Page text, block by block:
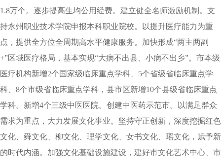
1.8万个。逐步提高生均公用经费。建立健全名师激励机制。支
持永州职业技术学院申报本科职业院校。以提升医疗能力为重
点，提供全方位全周期高水平健康服务。加快形成“两主两副
+”区域医疗格局，基本实现“大病不出县、小病不出乡”。市本级
医疗机构新增2个国家级临床重点学科、5个省级省临床重点学
科、8个市级省临床重点学科，县市区新增10个县级省临床重点
学科。新增4个三级中医医院。创建中医药示范市。以满足群众
需求为重点，大力发展文化事业。坚持守正创新，深度挖掘红色
文化、舜文化、柳文化、理学文化、女书文化、瑶文化，赋予新
的时代内涵。加强文化基础设施建设，建好市文化艺术中心、市